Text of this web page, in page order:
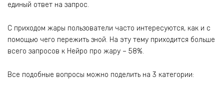
единый ответ на запрос.
С приходом жары пользователи часто интересуются, как и с
помощью чего пережить зной. На эту тему приходится больше
всего запросов к Нейро про жару – 58%.
Все подобные вопросы можно поделить на 3 категории: